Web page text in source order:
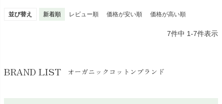
並び替え 新着順 レビュー順 価格が安い順 価格が高い順
7件中 1-7件表示
BRAND LIST オーガニックコットンブランド